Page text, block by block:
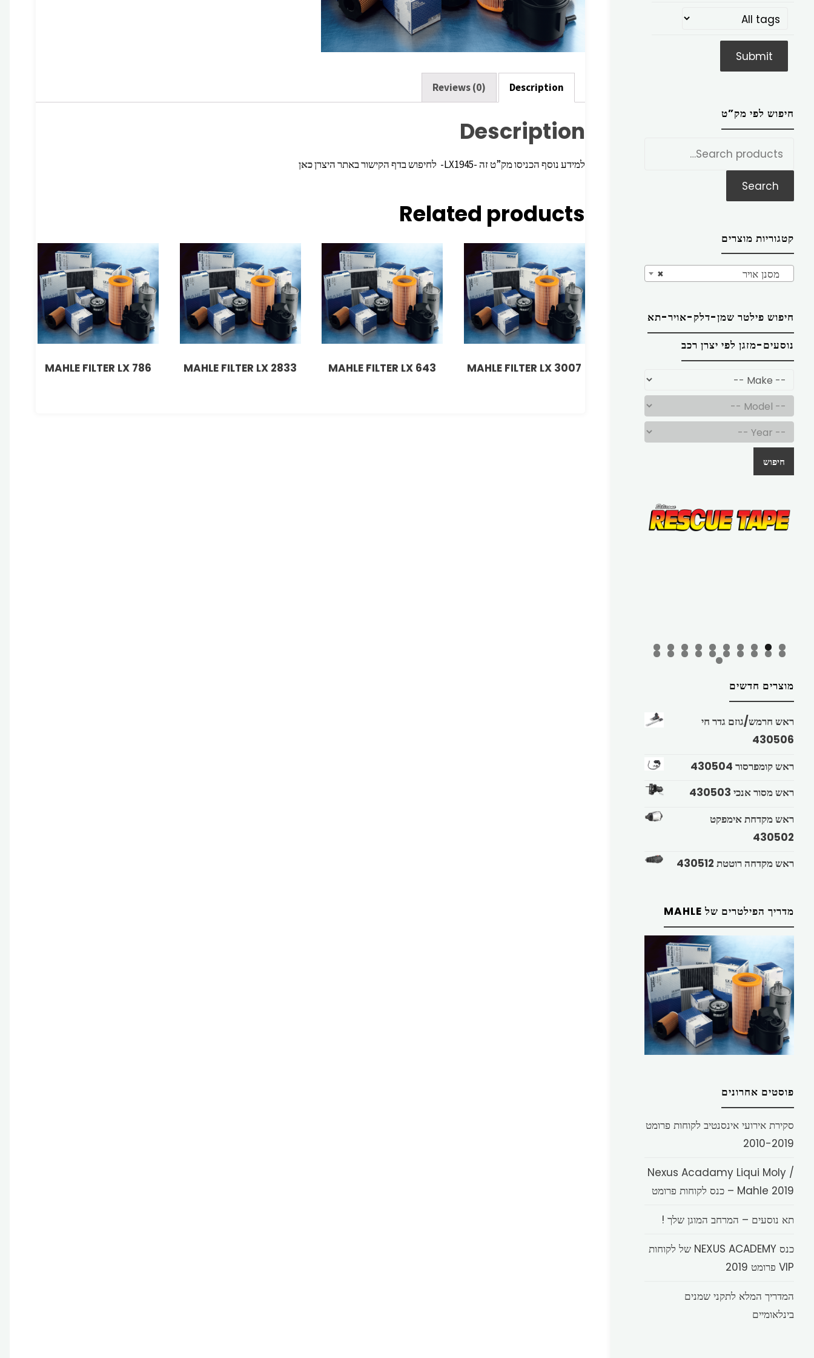
Description
Reviews (0)
Description
למידע נוסף הכניסו מק”ט זה -LX1945- לחיפוש בדף הקישור באתר היצרן כאן
Related products
MAHLE FILTER LX 3007
MAHLE FILTER LX 643
MAHLE FILTER LX 2833
MAHLE FILTER LX 786
חיפוש לפי מק”ט
Search
קטגוריות מוצרים
× מסנן אויר
חיפוש פילטר שמן-דלק-אויר-תא
נוסעים-מזגן לפי יצרן רכב
חיפוש
מוצרים חדשים
ראש חרמש/גוזם גדר חי
430506
ראש קומפרסור 430504
ראש מסור אנכי 430503
ראש מקדחת אימפקט
430502
ראש מקדחה רוטטת 430512
מדריך הפילטרים של MAHLE
פוסטים אחרונים
סקירת אירועי אינסנטיב לקוחות פרומט
2010-2019
Nexus Acadamy Liqui Moly /
Mahle 2019 – כנס לקוחות פרומט
תא נוסעים – המרחב המוגן שלך !
כנס NEXUS ACADEMY של לקוחות
VIP פרומט 2019
המדריך המלא לתקני שמנים
בינלאומיים